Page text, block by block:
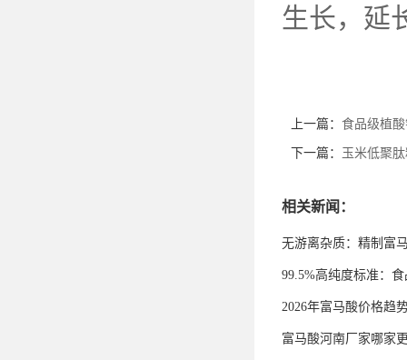
生长，延
上一篇： 食品级植
下一篇： 玉米低聚
相关新闻：
无游离杂质：精制富
99.5%高纯度标准：
2026年富马酸价格趋
富马酸河南厂家哪家